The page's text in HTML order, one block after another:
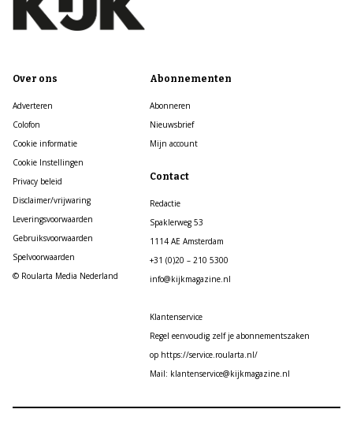
Over ons
Adverteren
Colofon
Cookie informatie
Cookie Instellingen
Privacy beleid
Disclaimer/vrijwaring
Leveringsvoorwaarden
Gebruiksvoorwaarden
Spelvoorwaarden
© Roularta Media Nederland
Abonnementen
Abonneren
Nieuwsbrief
Mijn account
Contact
Redactie
Spaklerweg 53
1114 AE Amsterdam
+31 (0)20 – 210 5300
info@kijkmagazine.nl
Klantenservice
Regel eenvoudig zelf je abonnementszaken
op https://service.roularta.nl/
Mail: klantenservice@kijkmagazine.nl